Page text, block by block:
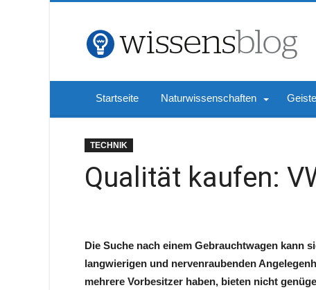
Startseite Naturwissenschaften
TECHNIK
Qualität kaufen:
Die Suche nach einem Gebrauchtwagen kann
langwierigen und nervenraubenden
mehrere Vorbesitzer haben, bieten nicht